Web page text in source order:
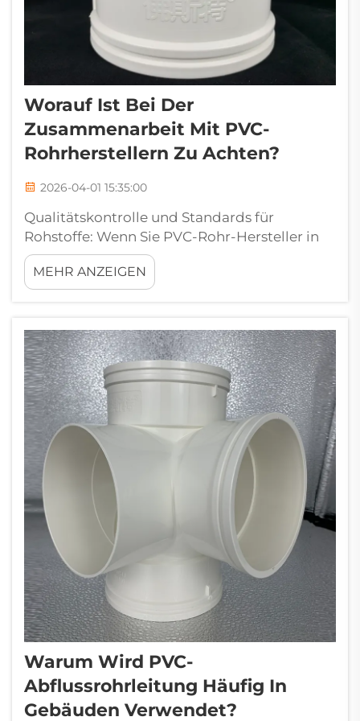
Worauf Ist Bei Der
Zusammenarbeit Mit PVC-
Rohrherstellern Zu Achten?
2026-04-01 15:35:00
Qualitätskontrolle und Standards für
Rohstoffe: Wenn Sie PVC-Rohr-Hersteller in
Betracht ziehen, ist es am wichtigsten, die
Qualitätskontrolle und die Rohstoffstandards
des Herstellers genau zu prüfen. Zuverlässige
Rohstoffe...
MEHR ANZEIGEN
Warum Wird PVC-
Abflussrohrleitung Häufig In
Gebäuden Verwendet?